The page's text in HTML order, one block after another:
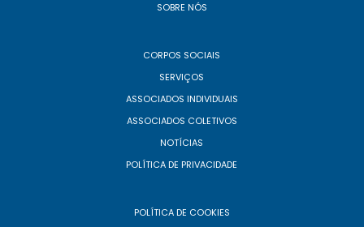
SOBRE NÓS
CORPOS SOCIAIS
SERVIÇOS
ASSOCIADOS INDIVIDUAIS
ASSOCIADOS COLETIVOS
NOTÍCIAS
POLÍTICA DE PRIVACIDADE
POLÍTICA DE COOKIES